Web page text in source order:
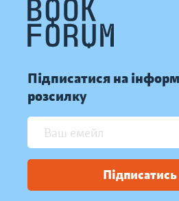
Підписатися на
розсилку
Підписатись